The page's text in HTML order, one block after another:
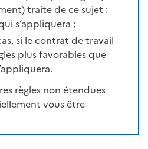
traite de ce sujet :
s’appliquera ;
si le contrat de travail
plus favorables que
règles non étendues
vous être